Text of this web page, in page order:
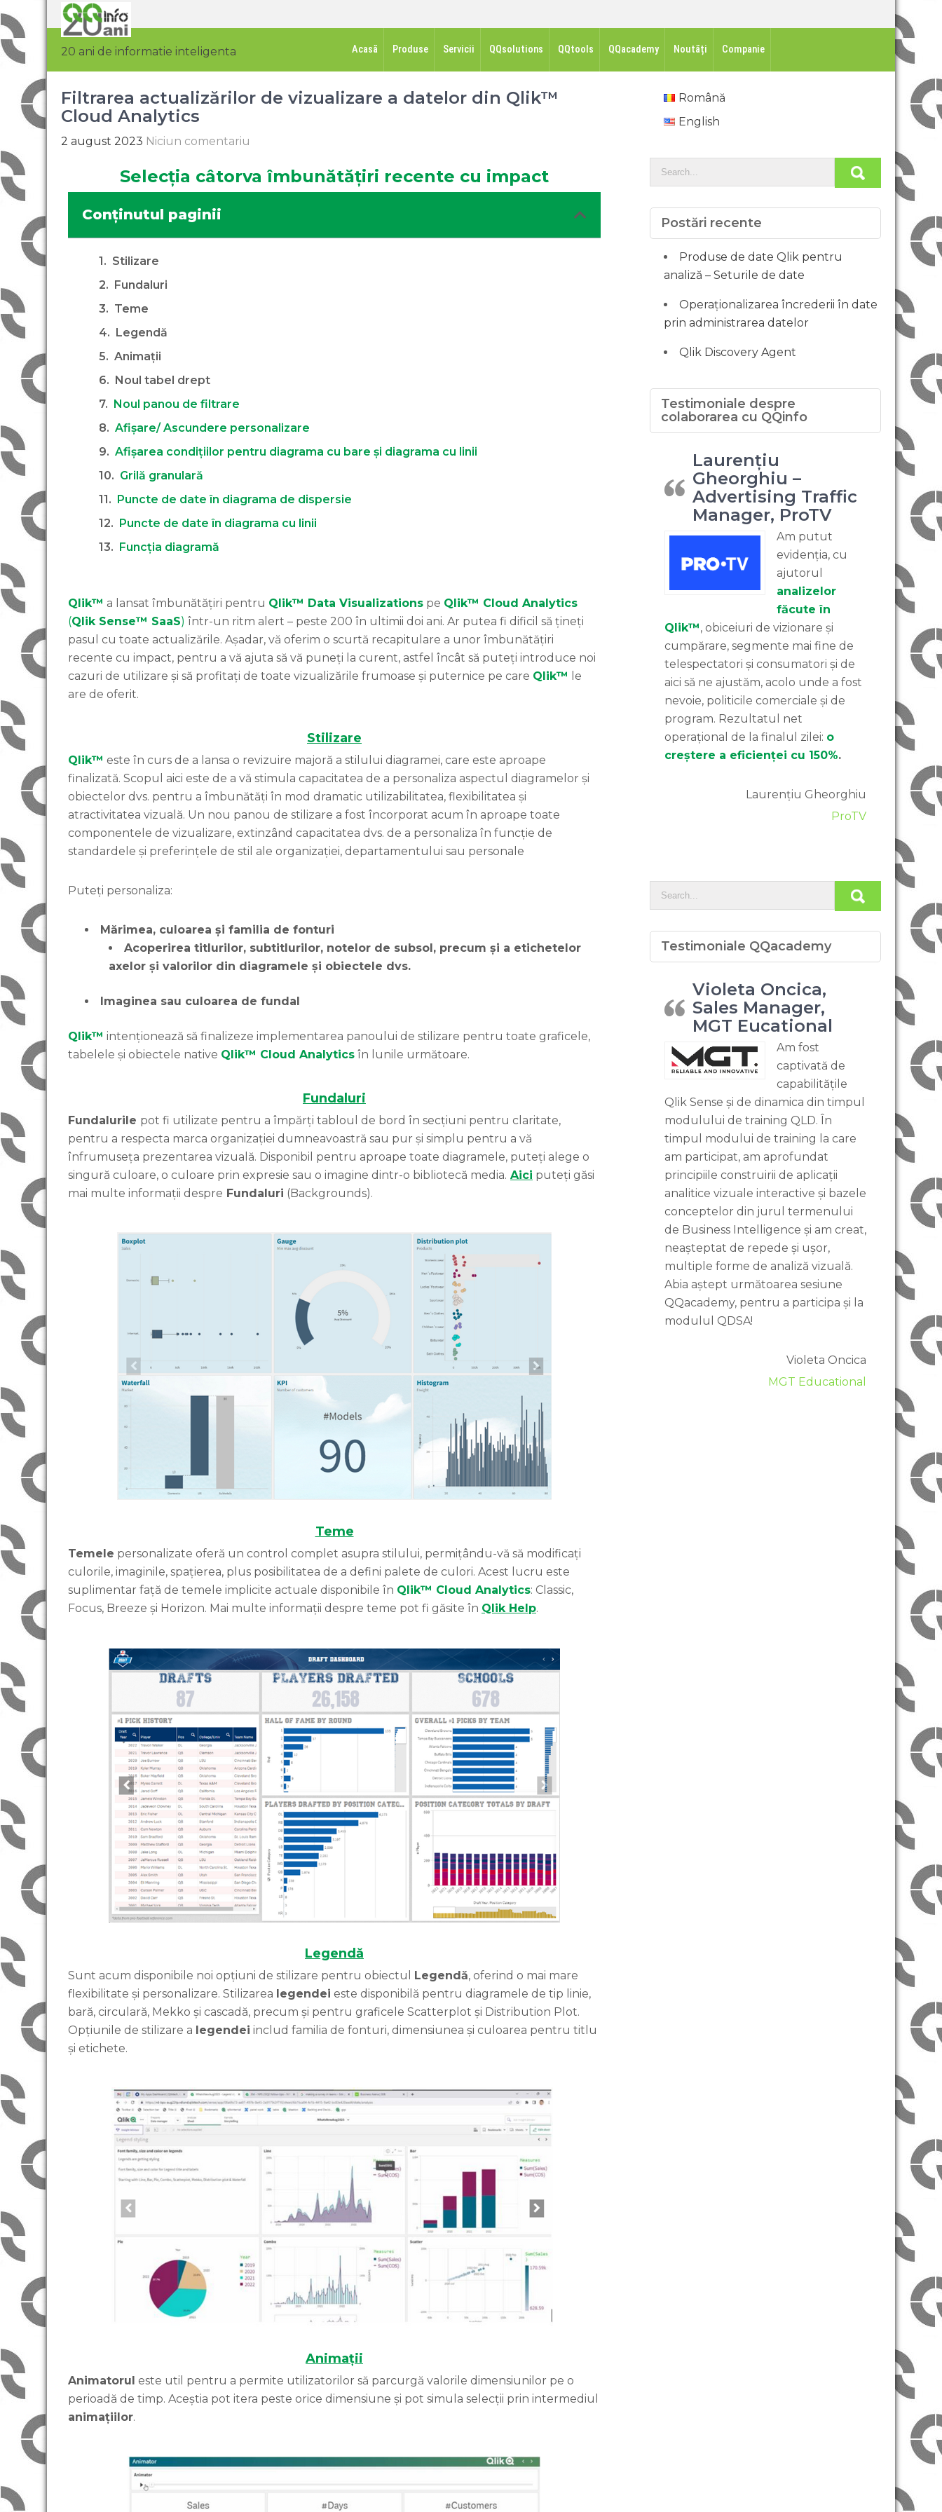
20 ani de informatie inteligenta Acasă Produse Servicii QQsolutions QQtools QQacademy Noutăți Companie
Filtrarea actualizărilor de vizualizare a datelor din Qlik™
Cloud Analytics
2 august 2023 Niciun comentariu
Selecția câtorva îmbunătățiri recente cu impact
Conținutul paginii
Stilizare
Fundaluri
Teme
Legendă
Animații
Noul tabel drept
Noul panou de filtrare
Afișare/ Ascundere personalizare
Afișarea condițiilor pentru diagrama cu bare și diagrama cu linii
Grilă granulară
Puncte de date în diagrama de dispersie
Puncte de date în diagrama cu linii
Funcția diagramă
Qlik™ a lansat îmbunătățiri pentru Qlik™ Data Visualizations pe Qlik™ Cloud Analytics
(Qlik Sense™ SaaS) într-un ritm alert – peste 200 în ultimii doi ani. Ar putea fi dificil să țineți
pasul cu toate actualizările. Așadar, vă oferim o scurtă recapitulare a unor îmbunătățiri
recente cu impact, pentru a vă ajuta să vă puneți la curent, astfel încât să puteți introduce noi
cazuri de utilizare și să profitați de toate vizualizările frumoase și puternice pe care Qlik™ le
are de oferit.
Stilizare
Qlik™ este în curs de a lansa o revizuire majoră a stilului diagramei, care este aproape
finalizată. Scopul aici este de a vă stimula capacitatea de a personaliza aspectul diagramelor și
obiectelor dvs. pentru a îmbunătăți în mod dramatic utilizabilitatea, flexibilitatea și
atractivitatea vizuală. Un nou panou de stilizare a fost încorporat acum în aproape toate
componentele de vizualizare, extinzând capacitatea dvs. de a personaliza în funcție de
standardele și preferințele de stil ale organizației, departamentului sau personale
Puteți personaliza:
Mărimea, culoarea și familia de fonturi
Acoperirea titlurilor, subtitlurilor, notelor de subsol, precum și a etichetelor
axelor și valorilor din diagramele și obiectele dvs.
Imaginea sau culoarea de fundal
Qlik™ intenționează să finalizeze implementarea panoului de stilizare pentru toate graficele,
tabelele și obiectele native Qlik™ Cloud Analytics în lunile următoare.
Fundaluri
Fundalurile pot fi utilizate pentru a împărți tabloul de bord în secțiuni pentru claritate,
pentru a respecta marca organizației dumneavoastră sau pur și simplu pentru a vă
înfrumuseța prezentarea vizuală. Disponibil pentru aproape toate diagramele, puteți alege o
singură culoare, o culoare prin expresie sau o imagine dintr-o bibliotecă media. Aici puteți găsi
mai multe informații despre Fundaluri (Backgrounds).
Teme
Temele personalizate oferă un control complet asupra stilului, permițându-vă să modificați
culorile, imaginile, spațierea, plus posibilitatea de a defini palete de culori. Acest lucru este
suplimentar față de temele implicite actuale disponibile în Qlik™ Cloud Analytics: Classic,
Focus, Breeze și Horizon. Mai multe informații despre teme pot fi găsite în Qlik Help.
Legendă
Sunt acum disponibile noi opțiuni de stilizare pentru obiectul Legendă, oferind o mai mare
flexibilitate și personalizare. Stilizarea legendei este disponibilă pentru diagramele de tip linie,
bară, circulară, Mekko și cascadă, precum și pentru graficele Scatterplot și Distribution Plot.
Opțiunile de stilizare a legendei includ familia de fonturi, dimensiunea și culoarea pentru titlu
și etichete.
Animații
Animatorul este util pentru a permite utilizatorilor să parcurgă valorile dimensiunilor pe o
perioadă de timp. Aceștia pot itera peste orice dimensiune și pot simula selecții prin intermediul
animațiilor.
Română
English
Postări recente
Produse de date Qlik pentru
analiză – Seturile de date
Operaționalizarea încrederii în date
prin administrarea datelor
Qlik Discovery Agent
Testimoniale despre
colaborarea cu QQinfo
Laurențiu
Gheorghiu –
Advertising Traffic
Manager, ProTV
Am putut
evidenția, cu
ajutorul
analizelor
făcute în
Qlik™, obiceiuri de vizionare și
cumpărare, segmente mai fine de
telespectatori și consumatori și de
aici să ne ajustăm, acolo unde a fost
nevoie, politicile comerciale și de
program. Rezultatul net
operațional de la finalul zilei: o
creștere a eficienței cu 150%.
Laurențiu Gheorghiu
ProTV
Testimoniale QQacademy
Violeta Oncica,
Sales Manager,
MGT Eucational
Am fost
captivată de
capabilitățile
Qlik Sense și de dinamica din timpul
modulului de training QLD. În
timpul modului de training la care
am participat, am aprofundat
principiile construirii de aplicații
analitice vizuale interactive și bazele
conceptelor din jurul termenului
de Business Intelligence și am creat,
neașteptat de repede și ușor,
multiple forme de analiză vizuală.
Abia aștept următoarea sesiune
QQacademy, pentru a participa și la
modulul QDSA!
Violeta Oncica
MGT Educational